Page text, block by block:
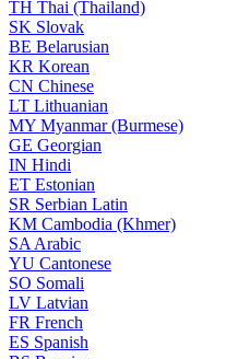
TH Thai (Thailand)
SK Slovak
BE Belarusian
KR Korean
CN Chinese
LT Lithuanian
MY Myanmar (Burmese)
GE Georgian
IN Hindi
ET Estonian
SR Serbian Latin
KM Cambodia (Khmer)
SA Arabic
YU Cantonese
SO Somali
LV Latvian
FR French
ES Spanish